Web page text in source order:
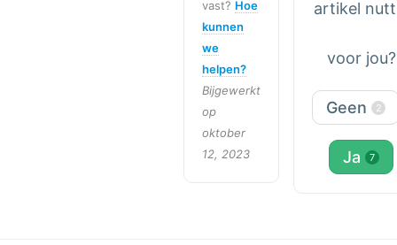
vast? Hoe
kunnen
we
helpen?
Bijgewerkt
op
oktober
12, 2023
artikel
voor jou?
Geen 2
Ja 7